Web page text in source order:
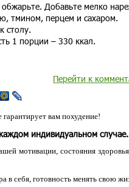
Добавьте мелко
тмином, перцем и сахаром.
столу.
1 порции – 330 ккал.
Перейти к
вам похудение!
индивидуальном случае.
мотивации, состояния
в себя, готовность менять свою